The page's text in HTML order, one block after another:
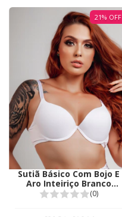
21% OFF
Sutiã Básico Com Bojo E
Aro Inteiriço Branco
Duhellen 5100
(0)